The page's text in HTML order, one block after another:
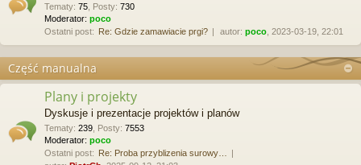
Tematy: 75 Posty: 730
Moderator: poco
Ostatni post: Re: Gdzie zamawiacie prgi? autor: poco , 2023-03-19, 22:01
Część manualna
Plany i projekty
Dyskusje i prezentacje projektów i planów
Tematy: 239 Posty: 7553
Moderator: poco
Ostatni post: Re: Proba przyblizenia surowy…